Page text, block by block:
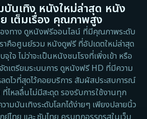
นเทิง หนังใหม่ล่าสุด หนัง
เต็มเรื่อง คุณภาพสูง
งทาง ดูหนังฟรีออนไลน์ ที่มีคุณภาพระดับ
าคือศูนย์รวม หนังดูฟรี ที่อัปเดตใหม่ล่าสุด
จ ไม่ว่าจะเป็นหนังชนโรงที่เพิ่งเข้า หรือ
ดเตรียมระบบการ ดูหนังฟรี HD ที่มีความ
ดไวที่สุดไว้คอยบริการ สัมผัสประสบการณ์
ไหลลื่นไม่มีสะดุด รองรับการใช้งานทุก
มบันเทิงระดับโลกได้ง่ายๆ เพียงปลายนิ้ว